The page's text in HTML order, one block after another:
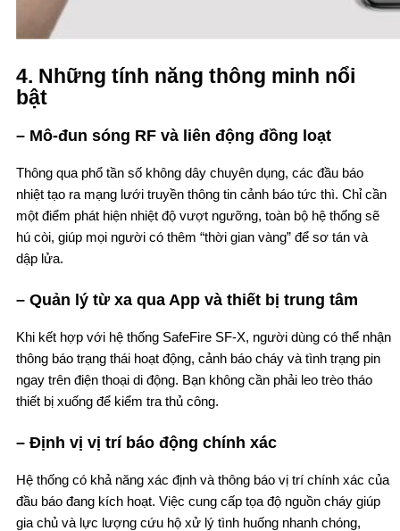
4. Những tính năng thông minh nổi
bật
– Mô-đun sóng RF và liên động đồng loạt
Thông qua phổ tần số không dây chuyên dụng, các đầu báo
nhiệt tạo ra mạng lưới truyền thông tin cảnh báo tức thì. Chỉ cần
một điểm phát hiện nhiệt độ vượt ngưỡng, toàn bộ hệ thống sẽ
hú còi, giúp mọi người có thêm “thời gian vàng” để sơ tán và
dập lửa.
– Quản lý từ xa qua App và thiết bị trung tâm
Khi kết hợp với hệ thống SafeFire SF-X, người dùng có thể nhận
thông báo trạng thái hoạt động, cảnh báo cháy và tình trạng pin
ngay trên điện thoại di động. Bạn không cần phải leo trèo tháo
thiết bị xuống để kiểm tra thủ công.
– Định vị vị trí báo động chính xác
Hệ thống có khả năng xác định và thông báo vị trí chính xác của
đầu báo đang kích hoạt. Việc cung cấp tọa độ nguồn cháy giúp
gia chủ và lực lượng cứu hộ xử lý tình huống nhanh chóng,